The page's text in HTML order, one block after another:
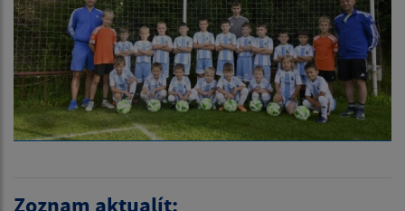
Zoznam aktualít: